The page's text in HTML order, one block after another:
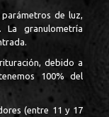
de luz,
granulometría
debido a
100% del
(entre 11 y 17